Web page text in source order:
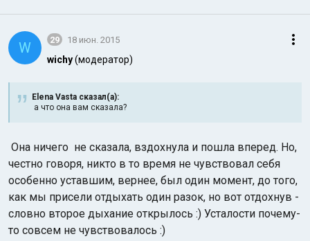
W 29 18 июн. 2015
wichy(модератор)
Elena Vasta сказал(а):
а что она вам сказала?
Она ничего не сказала, вздохнула и пошла вперед. Но,
честно говоря, никто в то время не чувствовал себя
особенно уставшим, вернее, был один момент, до того,
как мы присели отдыхать один разок, но вот отдохнув -
словно второе дыхание открылось :) Усталости почему-
то совсем не чувствовалось :)